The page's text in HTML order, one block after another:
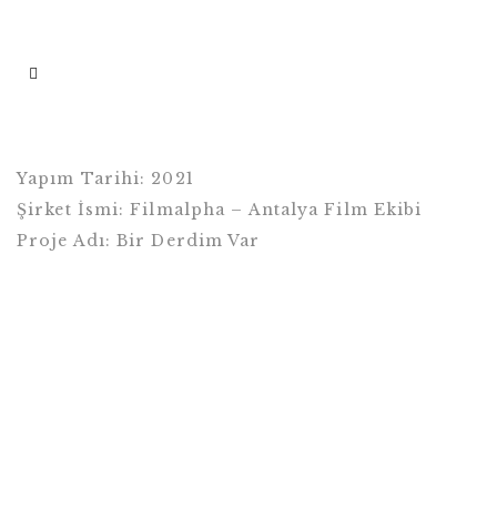
Yapım Tarihi: 2021
Şirket İsmi: Filmalpha – Antalya Film Ekibi
Proje Adı: Bir Derdim Var